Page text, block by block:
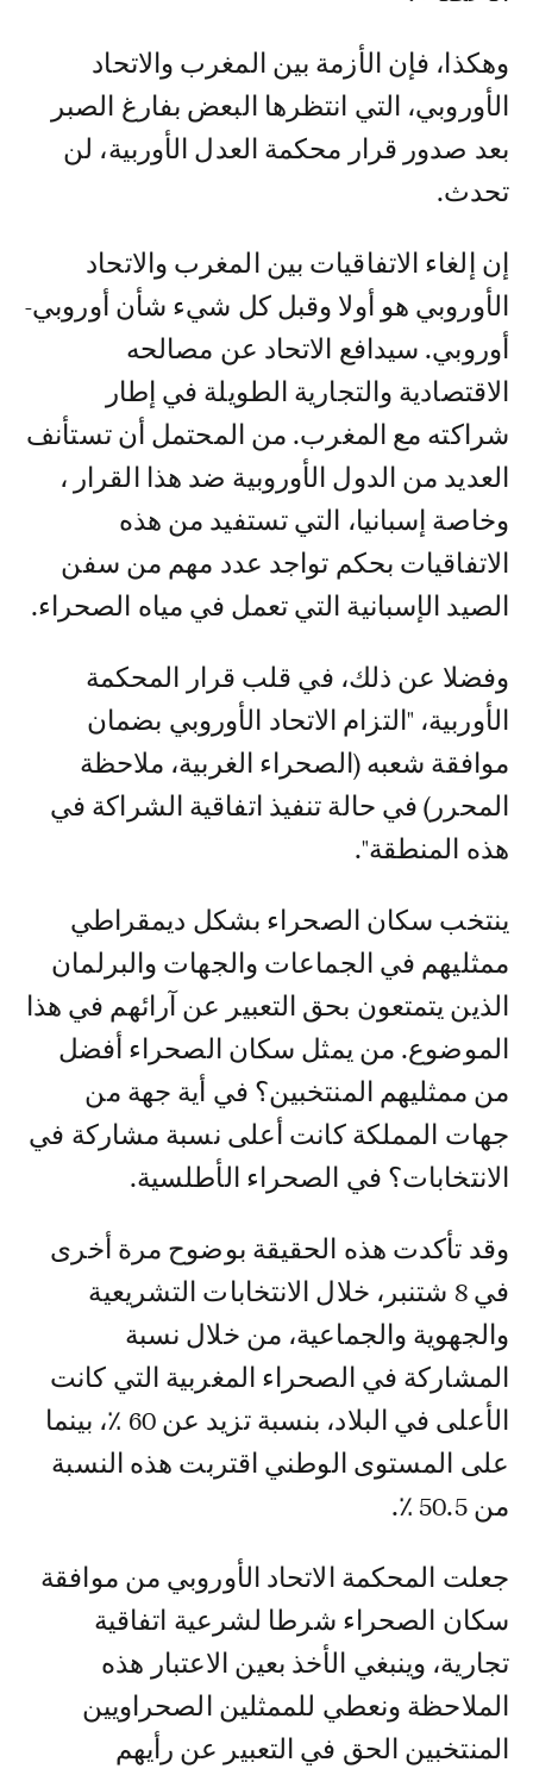
وهكذا، فإن الأزمة بين المغرب والاتحاد
الأوروبي، التي انتظرها البعض بفارغ الصبر
بعد صدور قرار محكمة العدل الأوربية، لن
تحدث.
إن إلغاء الاتفاقيات بين المغرب والاتحاد
الأوروبي هو أولا وقبل كل شيء شأن أوروبي-
أوروبي. سيدافع الاتحاد عن مصالحه
الاقتصادية والتجارية الطويلة في إطار
شراكته مع المغرب. من المحتمل أن تستأنف
العديد من الدول الأوروبية ضد هذا القرار ،
وخاصة إسبانيا، التي تستفيد من هذه
الاتفاقيات بحكم تواجد عدد مهم من سفن
الصيد الإسبانية التي تعمل في مياه الصحراء.
وفضلا عن ذلك، في قلب قرار المحكمة
الأوربية، "التزام الاتحاد الأوروبي بضمان
موافقة شعبه (الصحراء الغربية، ملاحظة
المحرر) في حالة تنفيذ اتفاقية الشراكة في
هذه المنطقة".
ينتخب سكان الصحراء بشكل ديمقراطي
ممثليهم في الجماعات والجهات والبرلمان
الذين يتمتعون بحق التعبير عن آرائهم في هذا
الموضوع. من يمثل سكان الصحراء أفضل
من ممثليهم المنتخبين؟ في أية جهة من
جهات المملكة كانت أعلى نسبة مشاركة في
الانتخابات؟ في الصحراء الأطلسية.
وقد تأكدت هذه الحقيقة بوضوح مرة أخرى
في 8 شتنبر، خلال الانتخابات التشريعية
والجهوية والجماعية، من خلال نسبة
المشاركة في الصحراء المغربية التي كانت
الأعلى في البلاد، بنسبة تزيد عن 60 ٪، بينما
على المستوى الوطني اقتربت هذه النسبة
من 50.5 ٪.
جعلت المحكمة الاتحاد الأوروبي من موافقة
سكان الصحراء شرطا لشرعية اتفاقية
تجارية، وينبغي الأخذ بعين الاعتبار هذه
الملاحظة ونعطي للممثلين الصحراويين
المنتخبين الحق في التعبير عن رأيهم